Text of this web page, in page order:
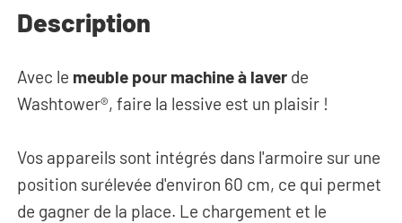
Description
Avec le meuble pour machine à laver de
Washtower®, faire la lessive est un plaisir !
Vos appareils sont intégrés dans l'armoire sur une
position surélevée d'environ 60 cm, ce qui permet
de gagner de la place. Le chargement et le